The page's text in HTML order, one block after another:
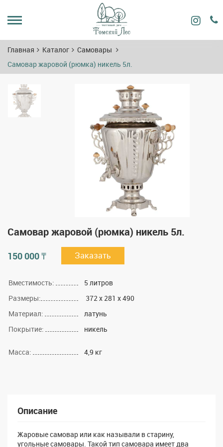
Главная Каталог
Самовары
Самовар жаровой (рюмка) никель 5л.
Самовар жаровой (рюмка) никель 5л.
150 000 ₸ Заказать
Вместимость:
5 литров
Размеры:
372 x 281 x 490
Материал:
латунь
Покрытие:
никель
Масса: 4,9 кг
Описание
Жаровые самовар или как называли в старину,
угольные самовары. Такой тип самовара имеет два